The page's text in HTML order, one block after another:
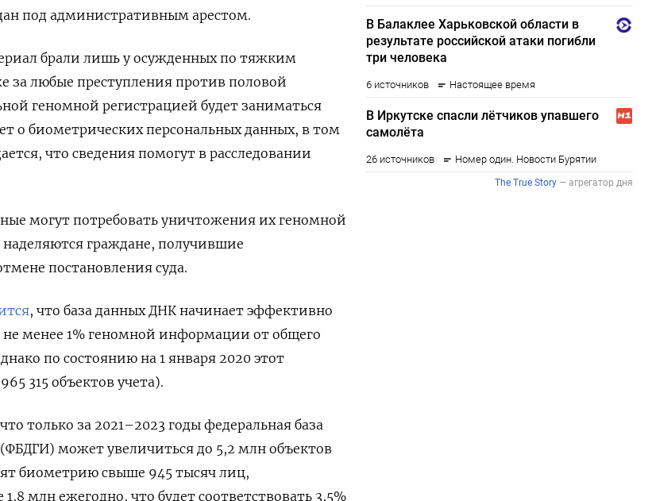
под административным арестом.
брали лишь у осужденных по тяжким
за любые преступления против половой
геномной регистрацией будет заниматься
о биометрических персональных данных, в том
что сведения помогут в расследовании
могут потребовать уничтожения их геномной
граждане, получившие
постановления суда.
, что база данных ДНК начинает эффективно
не менее 1% геномной информации от общего
по состоянию на 1 января 2020 этот
315 объектов учета).
только за 2021–2023 годы федеральная база
может увеличиться до 5,2 млн объектов
биометрию свыше 945 тысяч лиц,
млн ежегодно, что будет соответствовать 3,5%